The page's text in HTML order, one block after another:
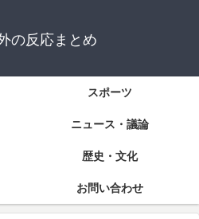
の反応まとめ
スポーツ
ニュース・議論
歴史・文化
お問い合わせ